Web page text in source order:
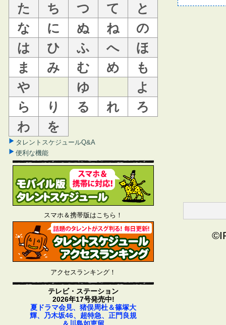
た
ち つ て
と
な
に ぬ ね
の
は
ひ ふ へ
ほ
ま
み む め
も
や
ゆ
よ
ら
り る れ
ろ
わ
を
タレントスケジュールQ&A
便利な機能
スマホ＆携帯版はこちら！
アクセスランキング！
テレビ・ステーション
2026年17号発売中!
夏ドラマ会見、猪俣周杜＆篠塚大
輝、乃木坂46、超特急、正門良規